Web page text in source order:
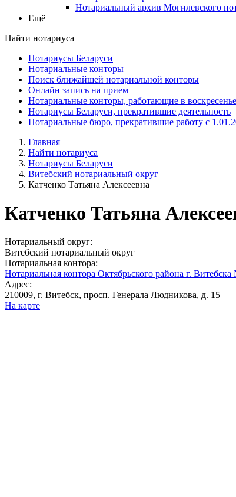
Нотариальный архив Могилевского
Ещё
Найти нотариуса
Нотариусы Беларуси
Нотариальные конторы
Поиск ближайшей нотариальной конторы
Онлайн запись на прием
Нотариальные конторы, работающие в воскресенье
Нотариусы Беларуси, прекратившие деятельность
Нотариальные бюро, прекратившие работу с
Главная
Найти нотариуса
Нотариусы Беларуси
Витебский нотариальный округ
Катченко Татьяна Алексеевна
Катченко Татьяна
Нотариальный округ:
Витебский нотариальный округ
Нотариальная контора:
Нотариальная контора Октябрьского района г.
Адрес:
210009, г. Витебск, просп. Генерала Людникова, д. 15
На карте